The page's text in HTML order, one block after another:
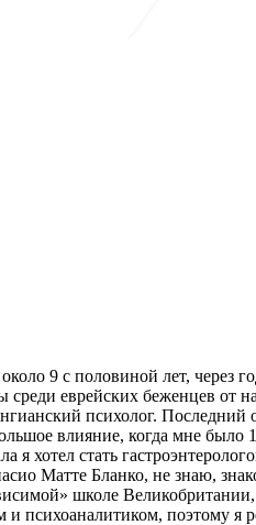
9 с половиной лет, через
еврейских беженцев от
психолог. Последний
влияние, когда мне было
хотел стать
Матте Бланко, не знаю,
школе
поэтому я